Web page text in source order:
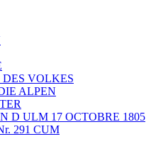
VOLKES
ALPEN
D ULM 17 OCTOBRE 1805
291 CUM